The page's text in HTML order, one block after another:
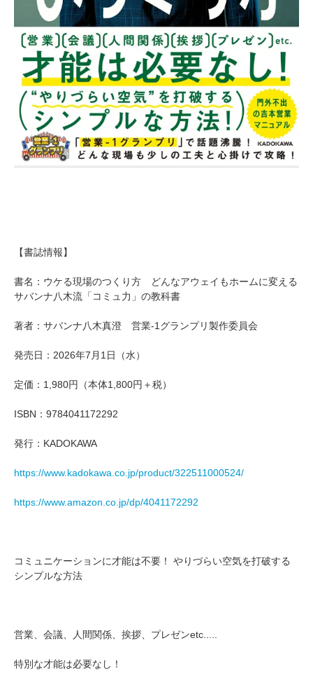
【書誌情報】
書名：ウケる現場のつくり方 どんなアウェイもホームに変える
サバンナ八木流「コミュ力」の教科書
著者：サバンナ八木真澄 営業-1グランプリ製作委員会
発売日：2026年7月1日（水）
定価：1,980円（本体1,800円＋税）
ISBN：9784041172292
発行：KADOKAWA
https://www.kadokawa.co.jp/product/322511000524/
https://www.amazon.co.jp/dp/4041172292
コミュニケーションに才能は不要！ やりづらい空気を打破する
シンプルな方法
営業、会議、人間関係、挨拶、プレゼンetc.....
特別な才能は必要なし！